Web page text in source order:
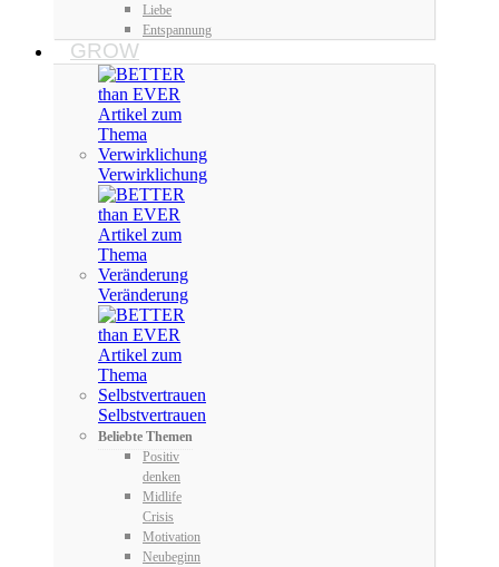
Liebe
Entspannung
GROW
Verwirklichung
Veränderung
Selbstvertrauen
Beliebte Themen
Positiv
denken
Midlife
Crisis
Motivation
Neubeginn